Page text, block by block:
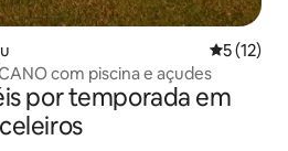
5 de uma
5 (12)
com piscina e açudes
por temporada em
celeiros